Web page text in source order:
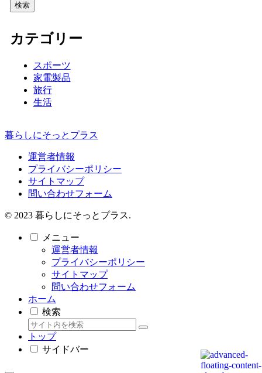
検索
カテゴリー
スポーツ
家電製品
旅行
生活
暮らしにそっとプラス
運営者情報
プライバシーポリシー
サイトマップ
問い合わせフォーム
© 2023 暮らしにそっとプラス.
メニュー
運営者情報
プライバシーポリシー
サイトマップ
問い合わせフォーム
ホーム
検索
トップ
サイドバー